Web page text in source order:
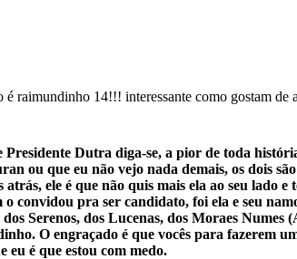
raimundinho 14!!! interessante como gostam de
Dutra diga-se, a pior de toda
ou que eu não vejo nada demais, os dois
ele é que não quis mais ela ao seu lado
o convidou pra ser candidato, foi ela e seu
Serenos, dos Lucenas, dos Moraes
O engraçado é que vocês para fazerem
eu é que estou com medo.